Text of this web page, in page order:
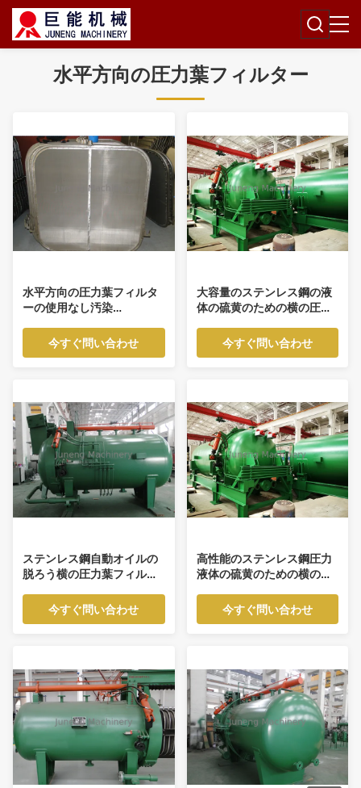
水平方向の圧力葉フィルター
水平方向の圧力葉フィルタ
ーの使用なし汚染
今すぐ問い合わせ
大容量のステンレス鋼の液
体の硫黄のための横の圧力
今すぐ問い合わせ
ステンレス鋼自動オイルの
脱ろう横の圧力葉フィルタ
今すぐ問い合わせ
高性能のステンレス鋼圧力
液体の硫黄のための横の版
今すぐ問い合わせ